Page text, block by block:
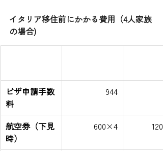
イタリア移住前にかかる費用（4人家族
の場合)
ビザ申請手数
料
944
航空券（下見
時）
600×4